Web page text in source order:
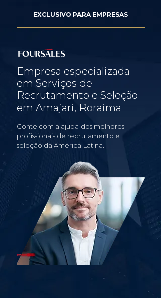
EXCLUSIVO PARA EMPRESAS
Empresa especializada
em Serviços de
Recrutamento e Seleção
em Amajari, Roraima
Conte com a ajuda dos melhores
profissionais de recrutamento e
seleção da América Latina.